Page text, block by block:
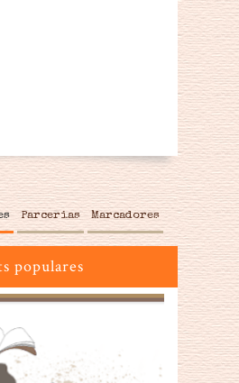
Parcerias Marcadores
populares